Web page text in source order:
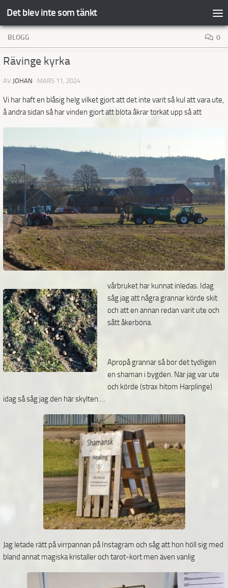
Hoppa till innehåll
Det blev inte som tänkt
BLOGG 0
Rävinge kyrka
AV JOHAN · MARS 11, 2024
Vi har haft en blåsig helg vilket gjort att det inte varit så kul att vara ute,
å andra sidan så har vinden gjort att blöta åkrar torkat upp så att
vårbruket har kunnat inledas. Idag
såg jag att några grannar körde skit
och att en annan redan varit ute och
sått åkerböna.
Apropå grannar så bor det tydligen
en shaman i bygden. När jag var ute
och körde (strax hitom Harplinge)
idag så såg jag den här skylten….
Jag letade rätt på virrpannan på Instagram och såg att hon höll sig med
bland annat magiskakristaller och tarot-kort men även vanlig